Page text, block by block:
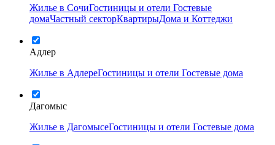
Жилье в СочиГостиницы и отели Гостевые
домаЧастный секторКвартирыДома и Коттеджи
Адлер
Жилье в АдлереГостиницы и отели Гостевые дома
Дагомыс
Жилье в ДагомысеГостиницы и отели Гостевые дома